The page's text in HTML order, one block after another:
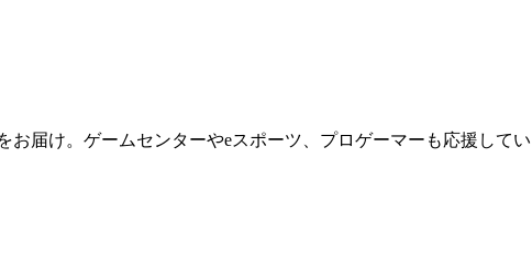
届け。ゲームセンターやeスポーツ、プロゲーマーも応援して